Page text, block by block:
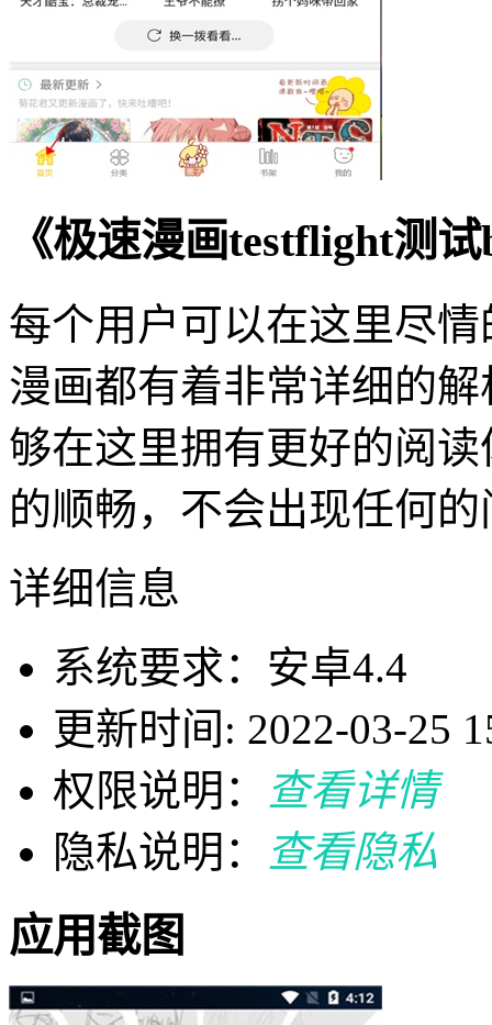
《极速漫画testflight测
每个用户可以在这里尽
漫画都有着非常详细的
够在这里拥有更好的阅
的顺畅，不会出现任何
详细信息
系统要求：安卓4.4
更新时间: 2022-03-25
权限说明：
查看详情
隐私说明：
查看隐私
应用截图